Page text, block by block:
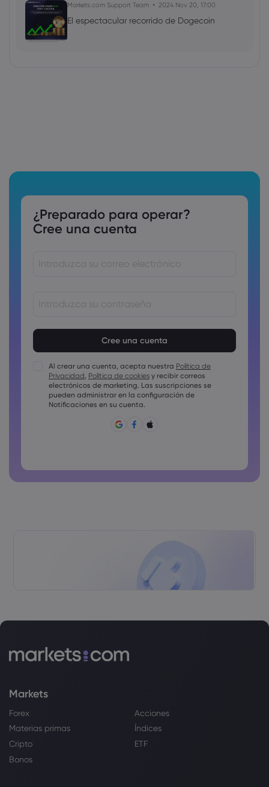
Markets.com Support Team 2024 Nov 20, 17:00
El espectacular recorrido de Dogecoin
¿Preparado para operar?
Cree una cuenta
Las contraseñas deben incluir al menos un carácter en
mayúscula
Las contraseñas deben incluir al menos un carácter en
minúscula
Las contraseñas no pueden tener espacios
Al crear una cuenta, acepta nuestra Política de
Privacidad, Política de cookies y recibir correos
electrónicos de marketing. Las suscripciones se
pueden administrar en la configuración de
Notificaciones en su cuenta.
Markets
Forex
Acciones
Materias primas
Índices
Cripto
ETF
Bonos